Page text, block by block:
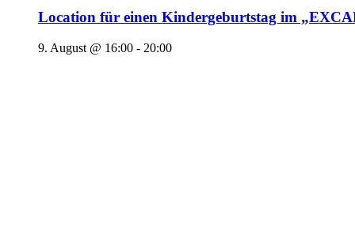
Location für einen Kindergeburtstag im
9. August @ 16:00 - 20:00